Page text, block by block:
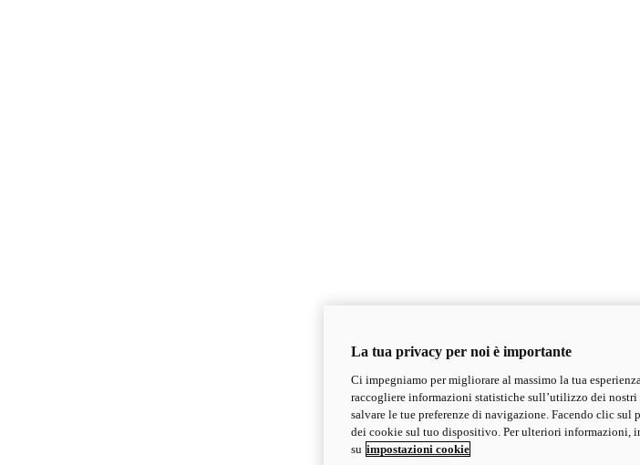
La tua privacy per noi è importante
Ci impegniamo per migliorare al massimo la tua
raccogliere informazioni statistiche sull’utilizzo dei
salvare le tue preferenze di navigazione. Facendo clic
dei cookie sul tuo dispositivo. Per ulteriori informazioni,
su impostazioni cookie